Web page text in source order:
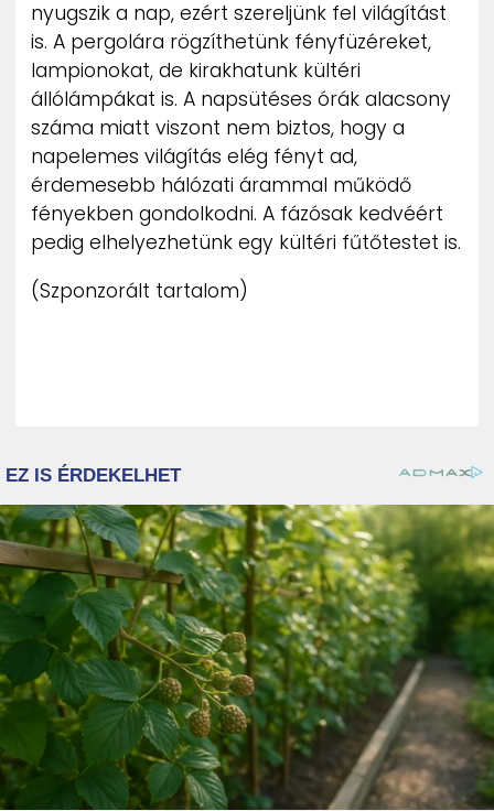
nyugszik a nap, ezért szereljünk fel világítást
is. A pergolára rögzíthetünk fényfüzéreket,
lampionokat, de kirakhatunk kültéri
állólámpákat is. A napsütéses órák alacsony
száma miatt viszont nem biztos, hogy a
napelemes világítás elég fényt ad,
érdemesebb hálózati árammal működő
fényekben gondolkodni. A fázósak kedvéért
pedig elhelyezhetünk egy kültéri fűtőtestet is.
(Szponzorált tartalom)